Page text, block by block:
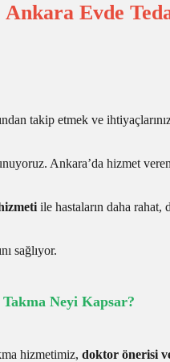
Ankara Evde
takip etmek ve
Ankara’da hizmet
ile hastaların daha
sağlıyor.
Neyi Kapsar?
hizmetimiz, doktor önerisi